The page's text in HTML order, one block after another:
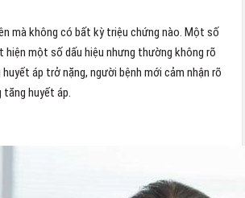
mà không có bất kỳ triệu chứng nào. Một số
một số dấu hiệu nhưng thường không rõ
áp trở nặng, người bệnh mới cảm nhận rõ
tăng huyết áp.